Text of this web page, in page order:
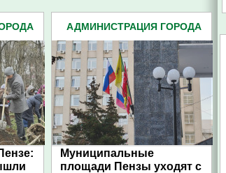
АДМИНИСТРАЦИЯ ГОРОДА
Муниципальные
площади Пензы уходят с